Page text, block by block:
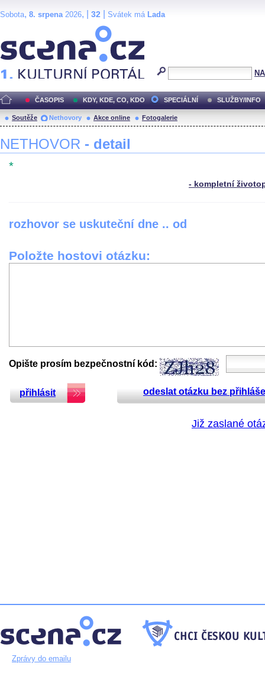
Sobota, 8. srpena2026, | 32 Svátek má Lada
ČASOPIS KDY, KDE, CO, KDO SPECIÁLNÍ SLUŽBY/INFO
Soutěže Nethovory Akce online Fotogalerie
NETHOVOR - detail
*
- kompletní
rozhovor se uskuteční dne .. od
Položte hostovi otázku:
Opište prosím bezpečnostní kód:
přihlásit odeslat otázku bez
Již zaslané
Zprávy do emailu